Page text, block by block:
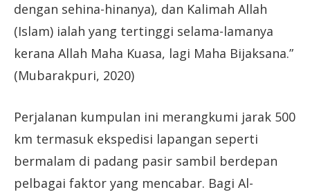
dengan sehina-hinanya), dan Kalimah Allah
(Islam) ialah yang tertinggi selama-lamanya
kerana Allah Maha Kuasa, lagi Maha Bijaksana.”
(Mubarakpuri, 2020)
Perjalanan kumpulan ini merangkumi jarak 500
km termasuk ekspedisi lapangan seperti
bermalam di padang pasir sambil berdepan
pelbagai faktor yang mencabar. Bagi Al-